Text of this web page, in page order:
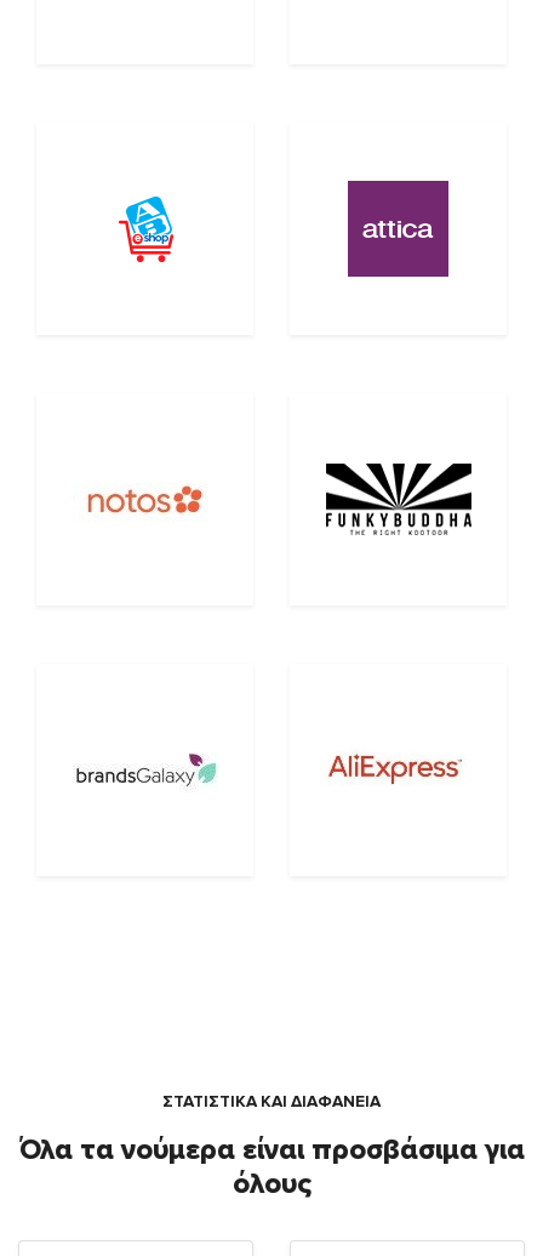
ΣΤΑΤΙΣΤΙΚΑ ΚΑΙ ΔΙΑΦΑΝΕΙΑ
Όλα τα νούμερα είναι προσβάσιμα για
όλους